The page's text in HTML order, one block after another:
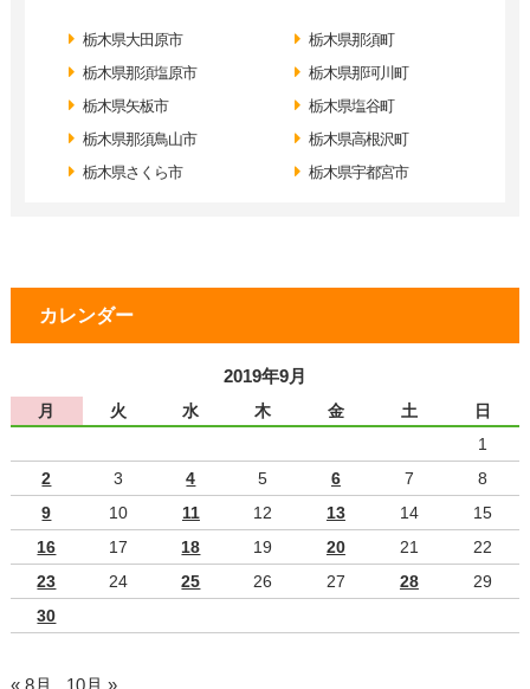
栃木県大田原市
栃木県那須塩原市
栃木県矢板市
栃木県那須鳥山市
栃木県さくら市
栃木県那須町
栃木県那珂川町
栃木県塩谷町
栃木県高根沢町
栃木県宇都宮市
カレンダー
2019年9月
月 火 水 木 金 土
日
1
2
3 4 5 6 7
8
9
10 11 12 13 14
15
16
17 18 19 20 21
22
23
24 25 26 27 28
29
30